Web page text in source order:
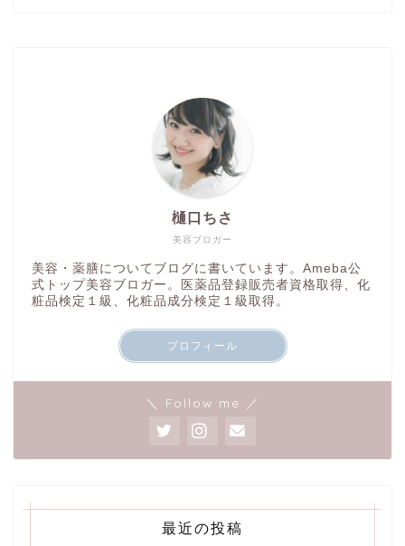
美容ブロガー
樋口ちさ
美容・薬膳についてブログに書いています。Ameba公
式トップ美容ブロガー。医薬品登録販売者資格取得、化
粧品検定１級、化粧品成分検定１級取得。
プロフィール
＼ Follow me ／
最近の投稿